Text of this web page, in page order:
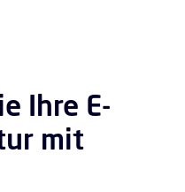
Ihre E-
mit